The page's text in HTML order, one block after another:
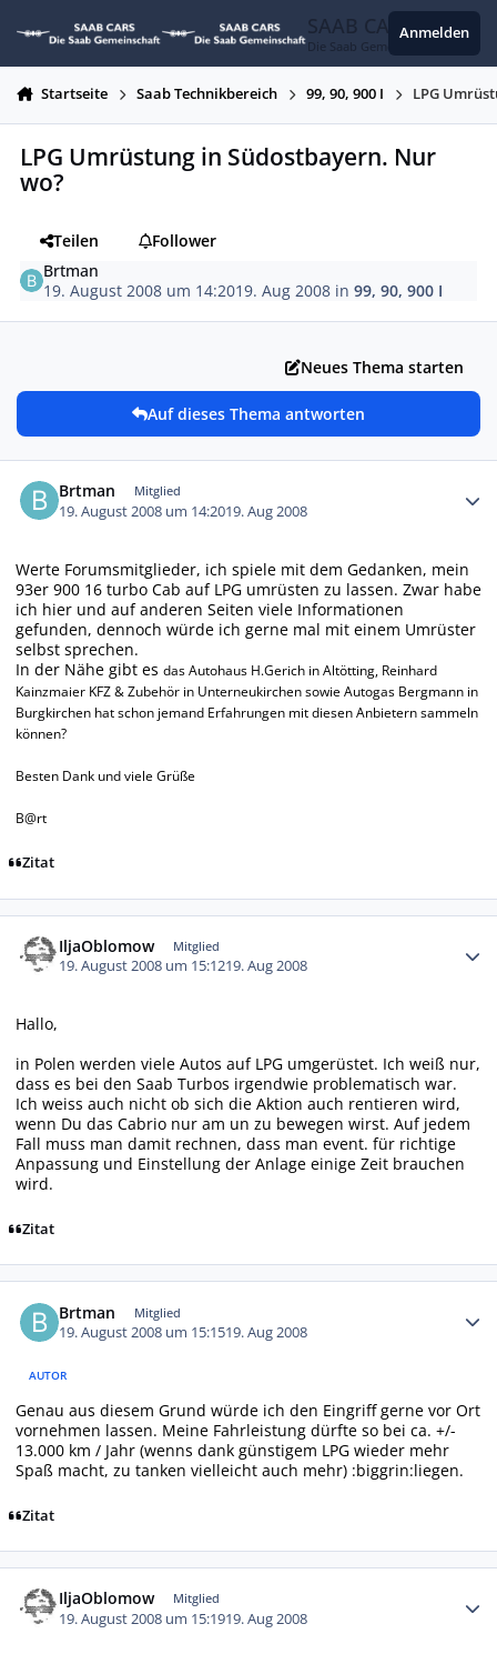
SAAB CARS
Die Saab Gemeinschaft
Anmelden
Startseite Saab Technikbereich 99, 90, 900 I LPG
LPG Umrüstung in Südostbayern. Nur
wo?
Teilen
Follower
Brtman
19. August 2008 um 14:2019. Aug 2008 in99, 90, 900 I
Neues Thema starten
Auf dieses Thema antworten
Brtman Mitglied
19. August 2008 um 14:2019. Aug 2008
Werte Forumsmitglieder, ich spiele mit dem Gedanken, mein
93er 900 16 turbo Cab auf LPG umrüsten zu lassen. Zwar habe
ich hier und auf anderen Seiten viele Informationen
gefunden, dennoch würde ich gerne mal mit einem Umrüster
selbst sprechen.
In der Nähe gibt es das Autohaus H.Gerich in Altötting, Reinhard
Kainzmaier KFZ & Zubehör in Unterneukirchen sowieAutogas Bergmann in
Burgkirchen hat schon jemand Erfahrungen mit diesen Anbietern sammeln
können?
Besten Dank und viele Grüße
B@rt
Zitat
IljaOblomow Mitglied
19. August 2008 um 15:1219. Aug 2008
Hallo,
in Polen werden viele Autos auf LPG umgerüstet. Ich weiß nur,
dass es bei den Saab Turbos irgendwie problematisch war.
Ich weiss auch nicht ob sich die Aktion auch rentieren wird,
wenn Du das Cabrio nur am un zu bewegen wirst. Auf jedem
Fall muss man damit rechnen, dass man event. für richtige
Anpassung und Einstellung der Anlage einige Zeit brauchen
wird.
Zitat
Brtman Mitglied
19. August 2008 um 15:1519. Aug 2008
AUTOR
Genau aus diesem Grund würde ich den Eingriff gerne vor Ort
vornehmen lassen. Meine Fahrleistung dürfte so bei ca. +/-
13.000 km / Jahr (wenns dank günstigem LPG wieder mehr
Spaß macht, zu tanken vielleicht auch mehr) :biggrin:liegen.
Zitat
IljaOblomow Mitglied
19. August 2008 um 15:1919. Aug 2008